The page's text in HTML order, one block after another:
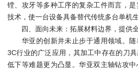
镗、攻牙等多种工序的复杂工件而言，
技术，使一台设备具备替代传统多台单机
四、面向未来：拓展材料边界，提供
华亚的创新并未止步于通用领域。随
3C行业的广泛应用，其加工中存在的刀
低下等难题更为凸显。华亚双主轴钻攻